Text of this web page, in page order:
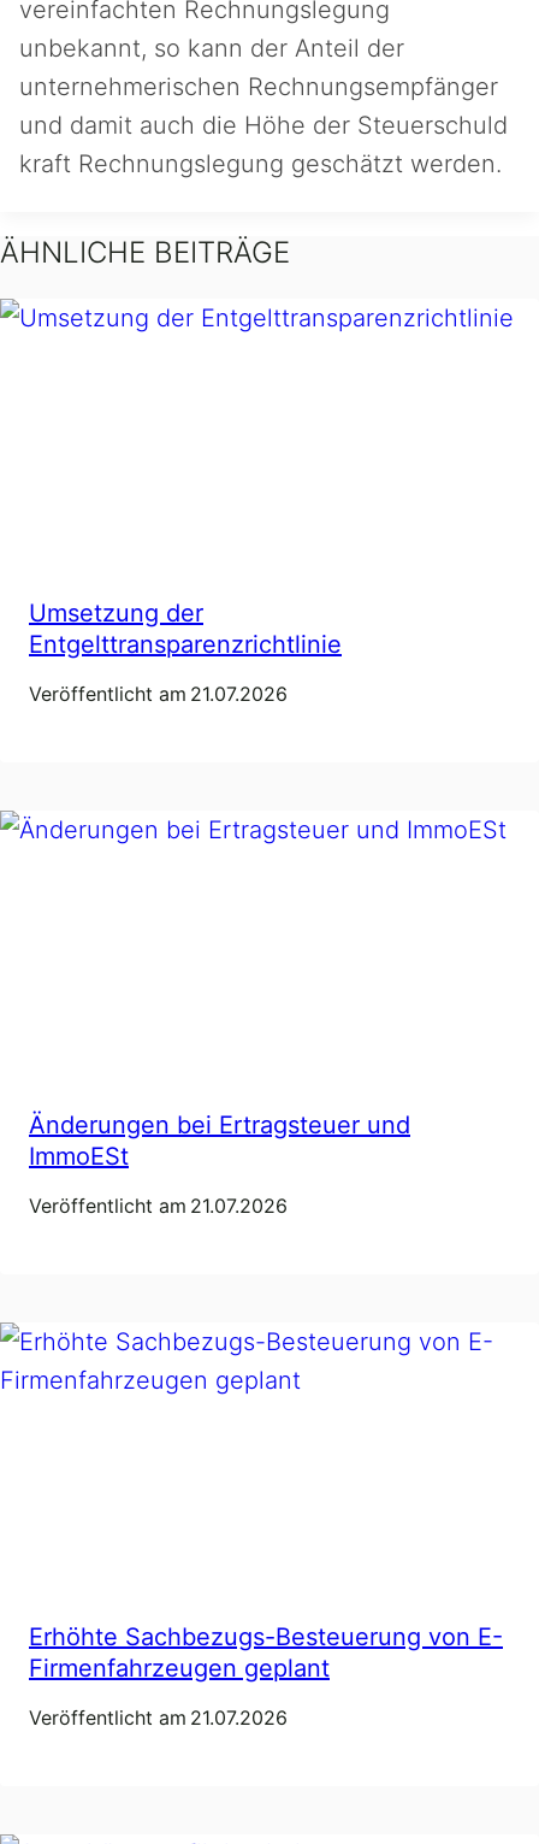
vereinfachten Rechnungslegung
unbekannt, so kann der Anteil der
unternehmerischen Rechnungsempfänger
und damit auch die Höhe der Steuerschuld
kraft Rechnungslegung geschätzt werden.
ÄHNLICHE BEITRÄGE
Umsetzung der
Entgelttransparenzrichtlinie
Veröffentlicht am 21.07.2026
Änderungen bei Ertragsteuer und
ImmoESt
Veröffentlicht am 21.07.2026
Erhöhte Sachbezugs-Besteuerung von E-
Firmenfahrzeugen geplant
Veröffentlicht am 21.07.2026